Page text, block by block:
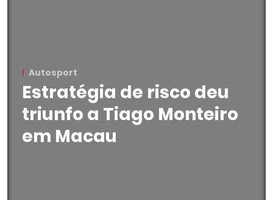
Autosport
Estratégia de risco deu
triunfo a Tiago Monteiro
em Macau